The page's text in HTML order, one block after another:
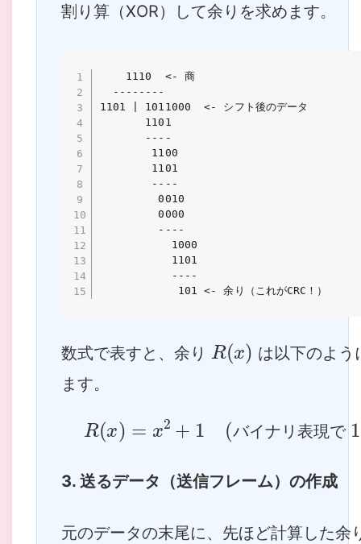
割り算（XOR）して余りを求めます。
    1110  <- 商
  --------
1101 | 1011000  <- シフト後のデータ
       1101
       ----
        1100
        1101
        ----
         0010
         0000
         ----
           1000
           1101
           ----
            101 <- 余り（これがCRC！）
数式で表すと、余り
( x
は以下のよう
ます。
バ ナ リ 表 現で
R(x)=x 2 +
バイナリ表現で101 )
3. 送るデータ（送信フレーム）の作成
元のデータの末尾に、先ほど計算した余